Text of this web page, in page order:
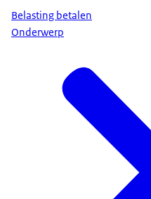
Belasting betalen
Onderwerp